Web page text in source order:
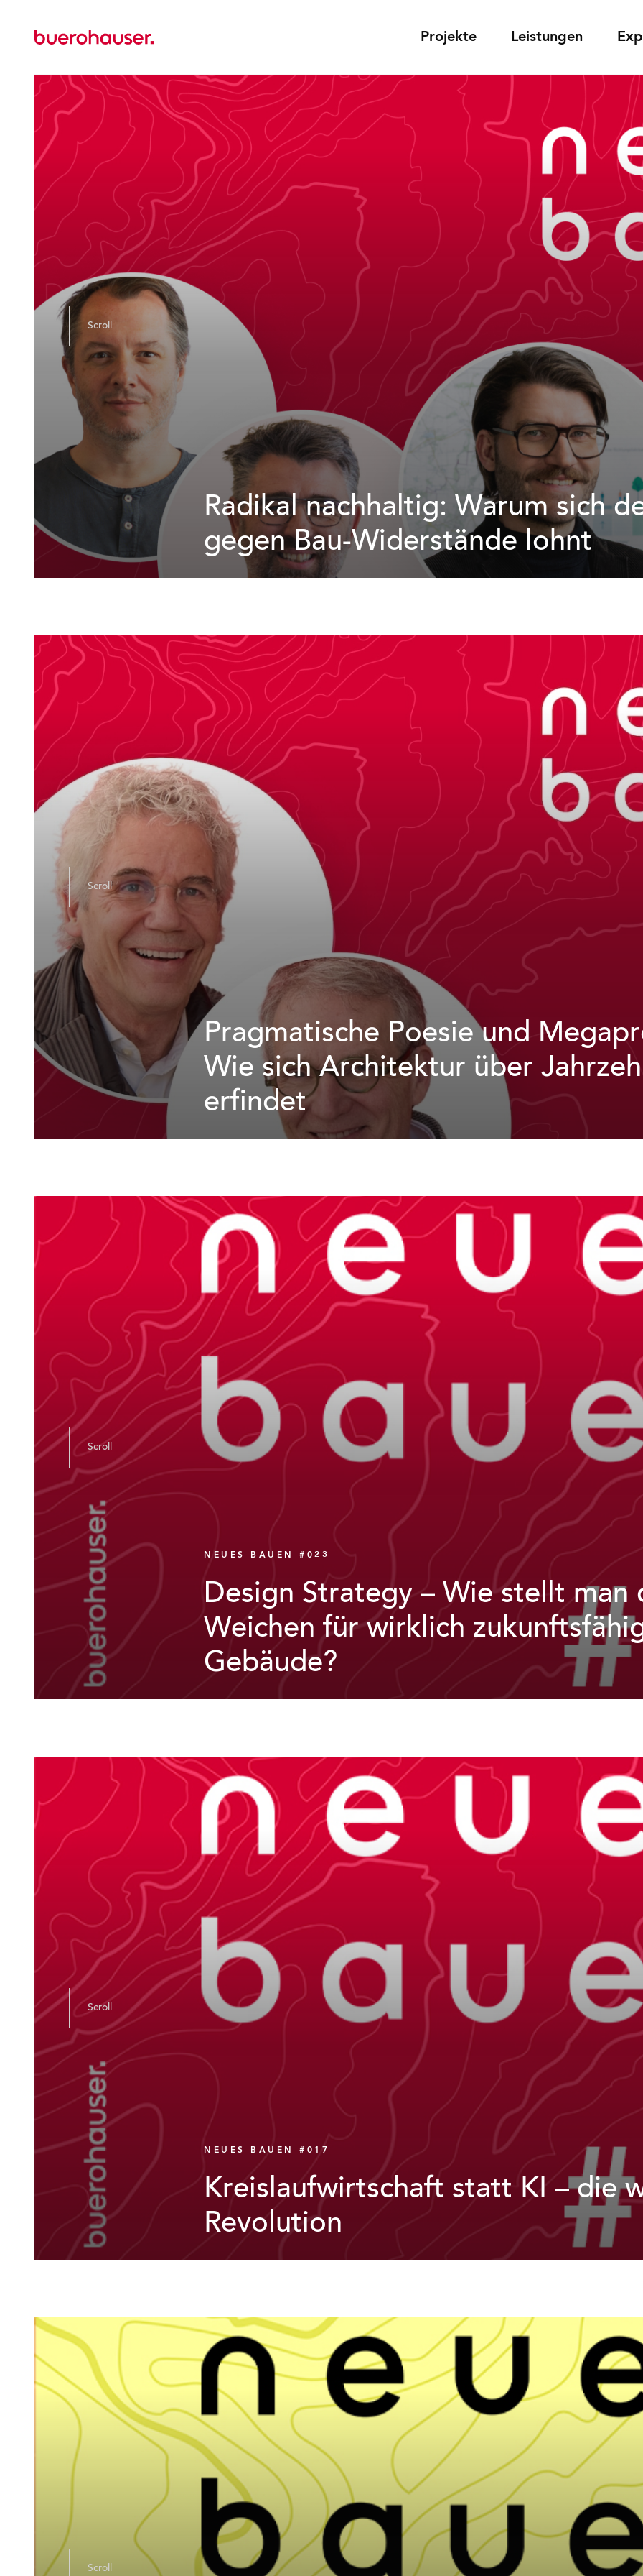
Startseite
wechseln
Projekte Leistungen
Scroll
Radikal nachhaltig: Warum sich
gegen Bau-Widerstände lohnt
Scroll
Pragmatische Poesie und
Wie sich Architektur über
erfindet
Scroll
NEUES BAUEN #023
Design Strategy – Wie stellt man
Weichen für wirklich
Gebäude?
Scroll
NEUES BAUEN #017
Kreislaufwirtschaft statt KI – die
Revolution
Scroll